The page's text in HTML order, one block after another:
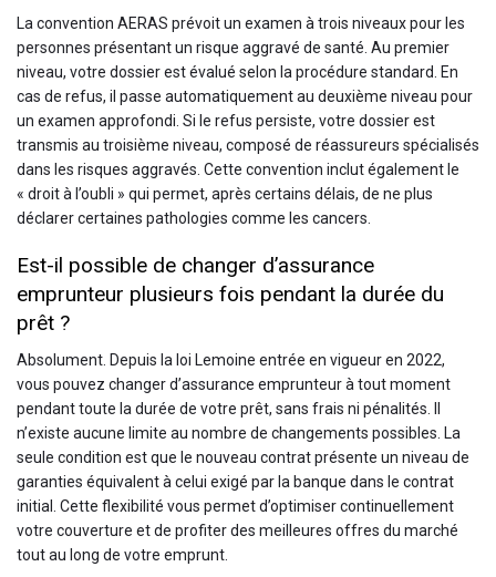
La convention AERAS prévoit un examen à trois niveaux pour les
personnes présentant un risque aggravé de santé. Au premier
niveau, votre dossier est évalué selon la procédure standard. En
cas de refus, il passe automatiquement au deuxième niveau pour
un examen approfondi. Si le refus persiste, votre dossier est
transmis au troisième niveau, composé de réassureurs spécialisés
dans les risques aggravés. Cette convention inclut également le
« droit à l’oubli » qui permet, après certains délais, de ne plus
déclarer certaines pathologies comme les cancers.
Est-il possible de changer d’assurance
emprunteur plusieurs fois pendant la durée du
prêt ?
Absolument. Depuis la loi Lemoine entrée en vigueur en 2022,
vous pouvez changer d’assurance emprunteur à tout moment
pendant toute la durée de votre prêt, sans frais ni pénalités. Il
n’existe aucune limite au nombre de changements possibles. La
seule condition est que le nouveau contrat présente un niveau de
garanties équivalent à celui exigé par la banque dans le contrat
initial. Cette flexibilité vous permet d’optimiser continuellement
votre couverture et de profiter des meilleures offres du marché
tout au long de votre emprunt.